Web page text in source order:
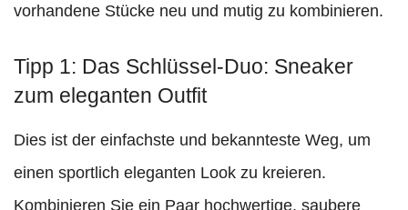
vorhandene Stücke neu und mutig zu kombinieren.
Tipp 1: Das Schlüssel-Duo: Sneaker
zum eleganten Outfit
Dies ist der einfachste und bekannteste Weg, um
einen sportlich eleganten Look zu kreieren.
Kombinieren Sie ein Paar hochwertige, saubere